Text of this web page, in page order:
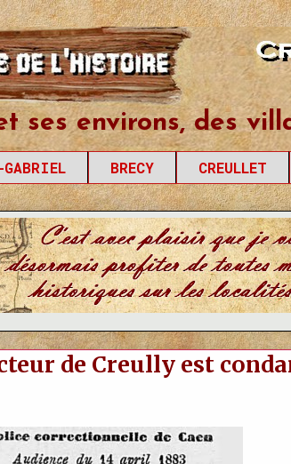
ses environs, des
BRECY CREULLET
de Creully est